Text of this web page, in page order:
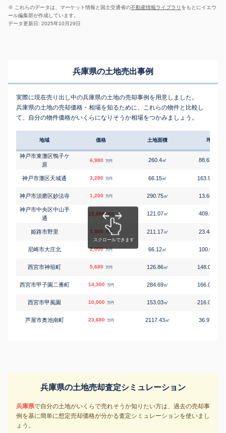
※ これらのデータは、マーケット情報と国土交通省の不動産情報ライブラリ をもとにイエウ
ール編集部が作成しています。
データ更新日: 2025年10月29日
兵庫県の土地売出事例
実際に現在売り出し中の兵庫県の土地の売却事例を用意しました。
兵庫県の土地の売却価格・相場を知るために、これらの物件と比較し
て、自分の物件価格がいくらになりそうか相場をつかみましょう。
地域 価格 土地面積 坪単価
神戸市東灘区鴨子ケ
原
6,980 万円 260.4㎡ 88.62
神戸市灘区天城通 3,280 万円 66.15㎡ 163.93
神戸市須磨区妙法寺 1,200 万円 290.75㎡ 13.64
神戸市中央区中山手
通
15,000 万円 121.07㎡ 409.6
姫路市野里 1,500 万円 211.17㎡ 23.48
尼崎市大庄北 2,000 万円 66.12㎡ 100.0
西宮市神垣町 5,680 万円 126.86㎡ 148.02
西宮市甲子園二番町 14,300 万円 284.69㎡ 166.06
西宮市甲風園 10,000 万円 153.03㎡ 216.04
芦屋市奥池南町 23,680 万円 2117.43㎡ 36.97
宝塚市売布 2,500 万円 236.46㎡ 34.95万円/
川西市笹部 1,250 万円 131.17㎡
川西市笹部 1,180 万円 99.92㎡ 39.04
川西市湯山台
兵庫県の土地売却査定シミュレーション
兵庫県で自分の土地がいくらで売れそうか知りたい方は、過去の売却事
例を基に簡単に想定売却価格が分かる査定シミュレーションを使いまし
ょう。